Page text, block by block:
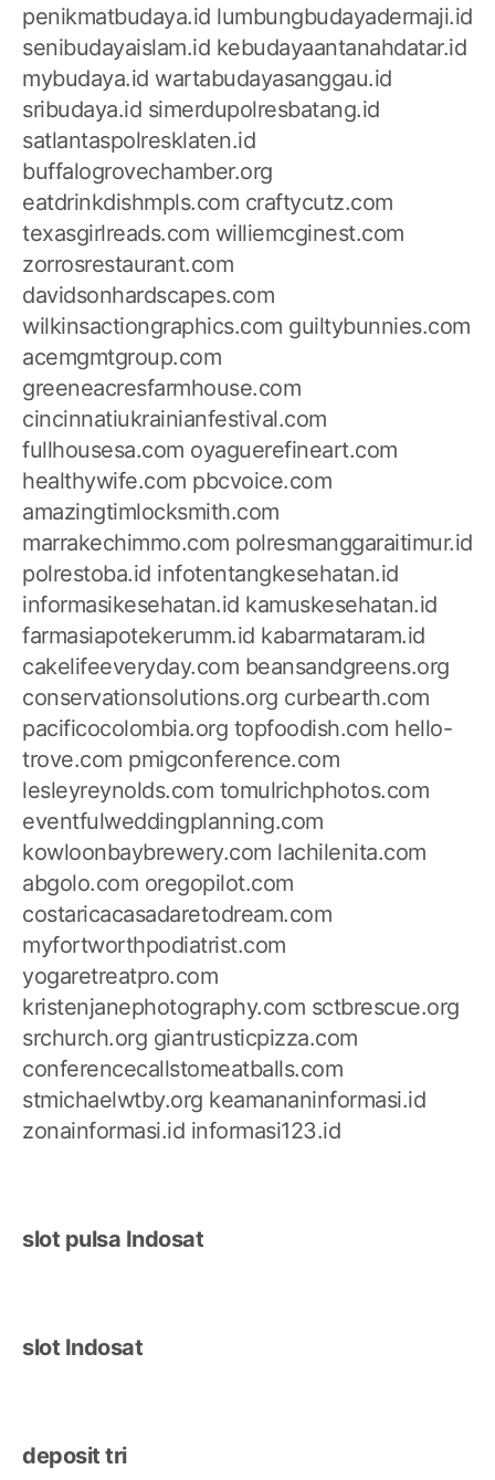
penikmatbudaya.id lumbungbudayadermaji.id
senibudayaislam.id kebudayaantanahdatar.id
mybudaya.id wartabudayasanggau.id
sribudaya.id simerdupolresbatang.id
satlantaspolresklaten.id
buffalogrovechamber.org
eatdrinkdishmpls.com craftycutz.com
texasgirlreads.com williemcginest.com
zorrosrestaurant.com
davidsonhardscapes.com
wilkinsactiongraphics.com guiltybunnies.com
acemgmtgroup.com
greeneacresfarmhouse.com
cincinnatiukrainianfestival.com
fullhousesa.com oyaguerefineart.com
healthywife.com pbcvoice.com
amazingtimlocksmith.com
marrakechimmo.com polresmanggaraitimur.id
polrestoba.id infotentangkesehatan.id
informasikesehatan.id kamuskesehatan.id
farmasiapotekerumm.id kabarmataram.id
cakelifeeveryday.com beansandgreens.org
conservationsolutions.org curbearth.com
pacificocolombia.org topfoodish.com hello-
trove.com pmigconference.com
lesleyreynolds.com tomulrichphotos.com
eventfulweddingplanning.com
kowloonbaybrewery.com lachilenita.com
abgolo.com oregopilot.com
costaricacasadaretodream.com
myfortworthpodiatrist.com
yogaretreatpro.com
kristenjanephotography.com sctbrescue.org
srchurch.org giantrusticpizza.com
conferencecallstomeatballs.com
stmichaelwtby.org keamananinformasi.id
zonainformasi.id informasi123.id
slot pulsa Indosat
slot Indosat
deposit tri